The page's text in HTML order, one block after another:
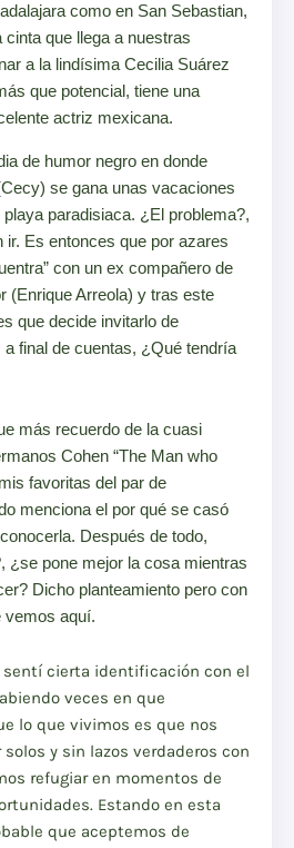
como en San Sebastian,
que llega a nuestras
a la lindísima Cecilia Suárez
que potencial, tiene una
actriz mexicana.
de humor negro en donde
se gana unas vacaciones
paradisiaca. ¿El problema?,
ir. Es entonces que por azares
con un ex compañero de
(Enrique Arreola) y tras este
que decide invitarlo de
final de cuentas, ¿Qué tendría
más recuerdo de la cuasi
Cohen “The Man who
favoritas del par de
menciona el por qué se casó
Después de todo,
¿se pone mejor la cosa mientras
Dicho planteamiento pero con
vemos aquí.
sentí cierta identificación con el
veces en que
lo que vivimos es que nos
y sin lazos verdaderos con
refugiar en momentos de
Estando en esta
que aceptemos de